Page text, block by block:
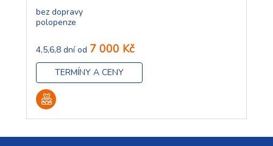
bez dopravy
polopenze
4,5,6,8 dní od 7 000 Kč
TERMÍNY A CENY